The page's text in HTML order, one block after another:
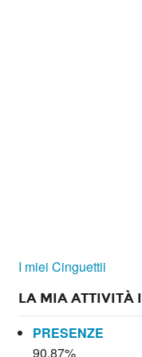
I miei Cinguettii
LA MIA ATTIVITÀ
PRESENZE
90.87%